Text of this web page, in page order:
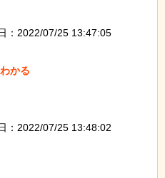
：2022/07/25 13:47:05
かる
：2022/07/25 13:48:02